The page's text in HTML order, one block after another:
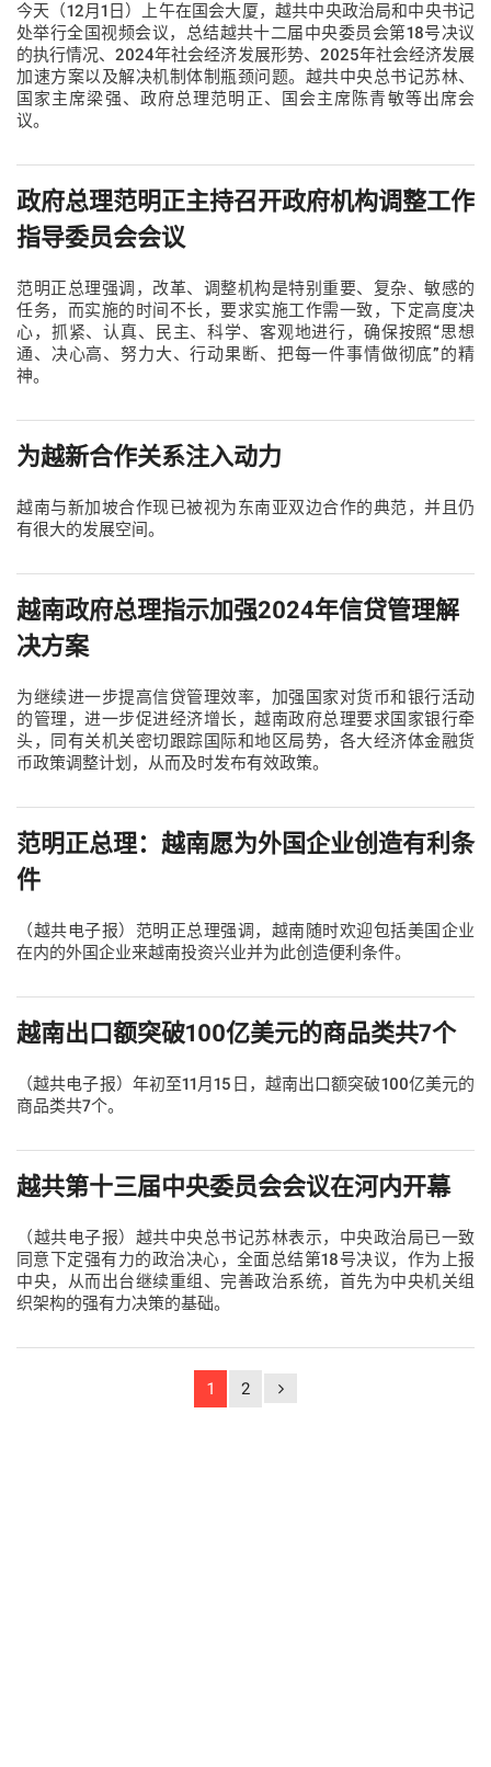
今天（12月1日）上午在国会大厦，越共中央政治局和中央书记
处举行全国视频会议，总结越共十二届中央委员会第18号决议
的执行情况、2024年社会经济发展形势、2025年社会经济发展
加速方案以及解决机制体制瓶颈问题。越共中央总书记苏林、
国家主席梁强、政府总理范明正、国会主席陈青敏等出席会
议。
政府总理范明正主持召开政府机构调整工作
指导委员会会议
范明正总理强调，改革、调整机构是特别重要、复杂、敏感的
任务，而实施的时间不长，要求实施工作需一致，下定高度决
心，抓紧、认真、民主、科学、客观地进行，确保按照“思想
通、决心高、努力大、行动果断、把每一件事情做彻底”的精
神。
为越新合作关系注入动力
越南与新加坡合作现已被视为东南亚双边合作的典范，并且仍
有很大的发展空间。
越南政府总理指示加强2024年信贷管理解
决方案
为继续进一步提高信贷管理效率，加强国家对货币和银行活动
的管理，进一步促进经济增长，越南政府总理要求国家银行牵
头，同有关机关密切跟踪国际和地区局势，各大经济体金融货
币政策调整计划，从而及时发布有效政策。
范明正总理：越南愿为外国企业创造有利条
件
（越共电子报）范明正总理强调，越南随时欢迎包括美国企业
在内的外国企业来越南投资兴业并为此创造便利条件。
越南出口额突破100亿美元的商品类共7个
（越共电子报）年初至11月15日，越南出口额突破100亿美元的
商品类共7个。
越共第十三届中央委员会会议在河内开幕
（越共电子报）越共中央总书记苏林表示，中央政治局已一致
同意下定强有力的政治决心，全面总结第18号决议，作为上报
中央，从而出台继续重组、完善政治系统，首先为中央机关组
织架构的强有力决策的基础。
1 2